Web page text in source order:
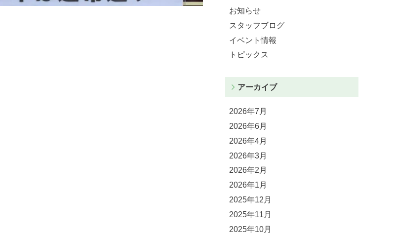
お知らせ
スタッフブログ
イベント情報
トピックス
アーカイブ
2026年7月
2026年6月
2026年4月
2026年3月
2026年2月
2026年1月
2025年12月
2025年11月
2025年10月